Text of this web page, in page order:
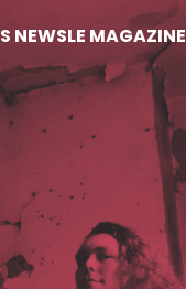
NEWSLE MAGAZINE